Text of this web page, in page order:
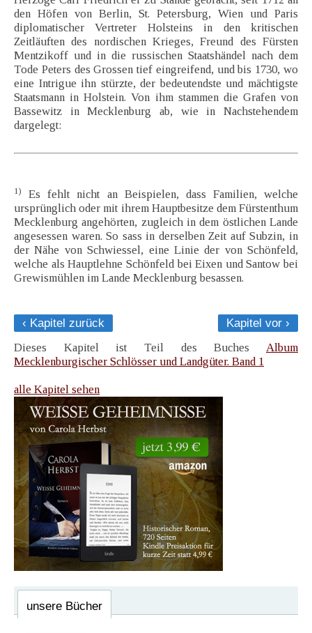
den Höfen von Berlin, St. Petersburg, Wien und Paris
diplomatischer Vertreter Holsteins in den kritischen
Zeitläuften des nordischen Krieges, Freund des Fürsten
Mentzikoff und in die russischen Staatshändel nach dem
Tode Peters des Grossen tief eingreifend, und bis 1730, wo
eine Intrigue ihn stürzte, der bedeutendste und mächtigste
Staatsmann in Holstein. Von ihm stammen die Grafen von
Bassewitz in Mecklenburg ab, wie in Nachstehendem
dargelegt:
1)
Es fehlt nicht an Beispielen, dass Familien, welche
ursprünglich oder mit ihrem Hauptbesitze dem Fürstenthum
Mecklenburg angehörten, zugleich in dem östlichen Lande
angesessen waren. So sass in derselben Zeit auf Subzin, in
der Nähe von Schwiessel, eine Linie der von Schönfeld,
welche als Hauptlehne Schönfeld bei Eixen und Santow bei
Grewismühlen im Lande Mecklenburg besassen.
‹ Kapitel zurück
Kapitel vor ›
Dieses Kapitel ist Teil des Buches Album
Mecklenburgischer Schlösser und Landgüter. Band 1
alle Kapitel sehen
unsere Bücher